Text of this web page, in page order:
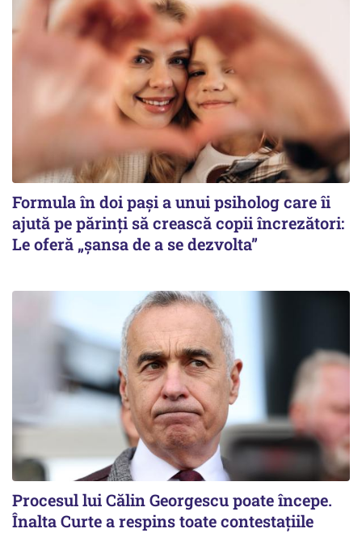
Formula în doi pași a unui psiholog care îi
ajută pe părinți să crească copii încrezători:
Le oferă „șansa de a se dezvolta”
Procesul lui Călin Georgescu poate începe.
Înalta Curte a respins toate contestațiile